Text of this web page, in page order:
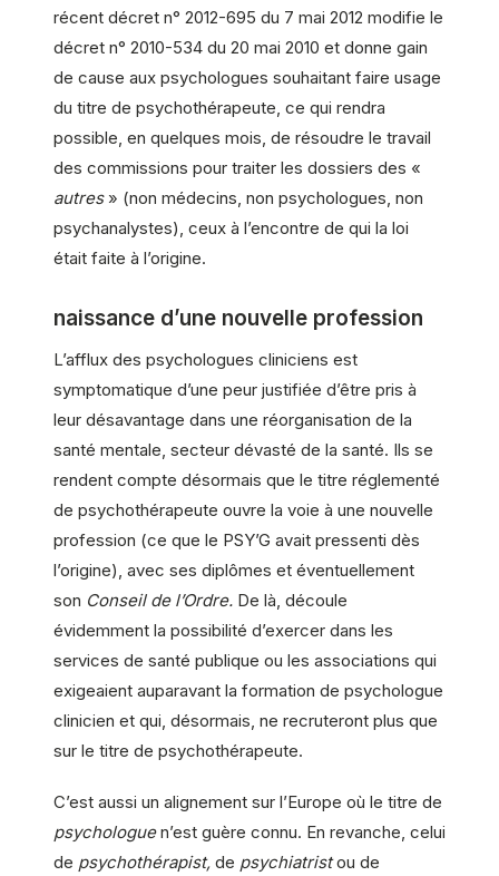
récent décret n° 2012-695 du 7 mai 2012 modifie le
décret n° 2010-534 du 20 mai 2010 et donne gain
de cause aux psychologues souhaitant faire usage
du titre de psychothérapeute, ce qui rendra
possible, en quelques mois, de résoudre le travail
des commissions pour traiter les dossiers des «
autres» (non médecins, non psychologues, non
psychanalystes), ceux à l’encontre de qui la loi
était faite à l’origine.
naissance d’une nouvelle profession
L’afflux des psychologues cliniciens est
symptomatique d’une peur justifiée d’être pris à
leur désavantage dans une réorganisation de la
santé mentale, secteur dévasté de la santé. Ils se
rendent compte désormais que le titre réglementé
de psychothérapeute ouvre la voie à une nouvelle
profession (ce que le PSY’G avait pressenti dès
l’origine), avec ses diplômes et éventuellement
son Conseil de l’Ordre. De là, découle
évidemment la possibilité d’exercer dans les
services de santé publique ou les associations qui
exigeaient auparavant la formation de psychologue
clinicien et qui, désormais, ne recruteront plus que
sur le titre de psychothérapeute.
C’est aussi un alignement sur l’Europe où le titre de
psychologuen’est guère connu. En revanche, celui
de psychothérapist, de psychiatristou de